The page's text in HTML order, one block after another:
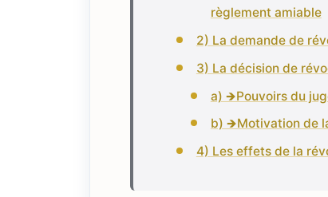
règlement amiable
2) La demande de
3) La décision de
a) 🡺Pouvoirs du
b) 🡺Motivation de
4) Les effets de la